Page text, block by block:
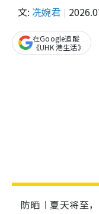
文: 冼婉君
在Google追蹤
《UHK 港生活》
防晒︱夏天将至